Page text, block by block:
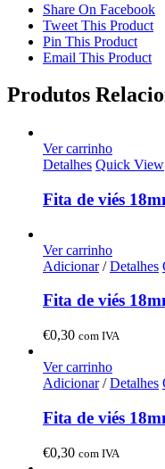
Share On Facebook
Tweet This Product
Pin This Product
Email This Product
Produtos
Ver carrinho
Detalhes Quick View
Fita de viés
Ver carrinho
Adicionar/ Detalhes
Fita de viés
€0,30 com IVA
Ver carrinho
Adicionar/ Detalhes
Fita de viés
€0,30 com IVA